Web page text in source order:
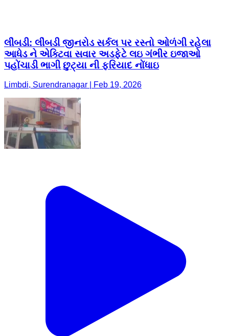
લીંબડી: લીંબડી જીનરોડ સર્કલ પર રસ્તો ઓળંગી રહેલા
આધેડ ને એક્ટિવા સવાર અડફેટે લઇ ગંભીર ઇજાઓ
પહોંચાડી ભાગી છુટ્યા ની ફરિયાદ નોંધાઇ
Limbdi, Surendranagar | Feb 19, 2026